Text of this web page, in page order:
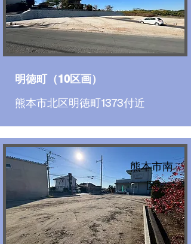
明徳町（10区画）
熊本市北区明徳町1373付近
熊本市南
区